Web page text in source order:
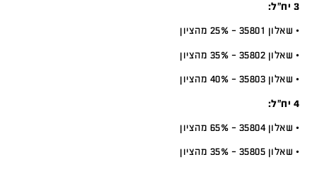
3 יח”ל:
• שאלון 35801 – 25% מהציון
• שאלון 35802 – 35% מהציון
• שאלון 35803 – 40% מהציון
4 יח”ל:
• שאלון 35804 – 65% מהציון
• שאלון 35805 – 35% מהציון